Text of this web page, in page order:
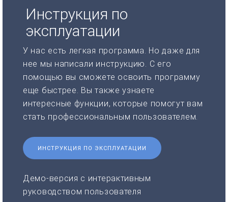
Инструкция по
эксплуатации
У нас есть легкая программа. Но даже для
нее мы написали инструкцию. С его
помощью вы сможете освоить программу
еще быстрее. Вы также узнаете
интересные функции, которые помогут вам
стать профессиональным пользователем.
ИНСТРУКЦИЯ ПО ЭКСПЛУАТАЦИИ
Демо-версия с интерактивным
руководством пользователя